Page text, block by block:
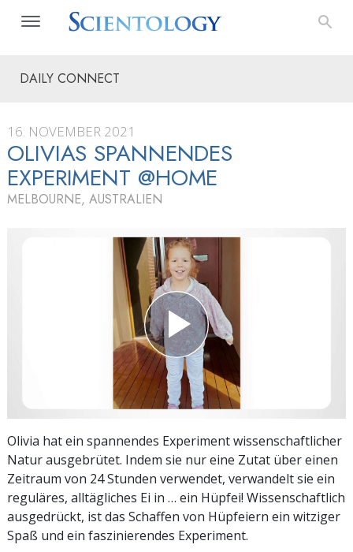
DAILY CONNECT
16. NOVEMBER 2021
OLIVIAS SPANNENDES
EXPERIMENT @HOME
MELBOURNE, AUSTRALIEN
Olivia hat ein spannendes Experiment wissenschaftlicher
Natur ausgebrütet. Indem sie nur eine Zutat über einen
Zeitraum von 24 Stunden verwendet, verwandelt sie ein
reguläres, alltägliches Ei in … ein Hüpfei! Wissenschaftlich
ausgedrückt, ist das Schaffen von Hüpfeiern ein witziger
Spaß und ein faszinierendes Experiment.